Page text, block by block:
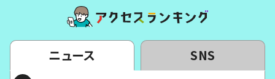
ニュース SNS